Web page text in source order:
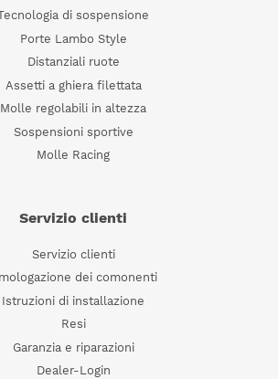
di sospensione
Porte Lambo Style
Distanziali ruote
Assetti a ghiera filettata
Molle regolabili in altezza
Sospensioni sportive
Molle Racing
Servizio clienti
Servizio clienti
dei comonenti
Istruzioni di installazione
Resi
Garanzia e riparazioni
Dealer-Login